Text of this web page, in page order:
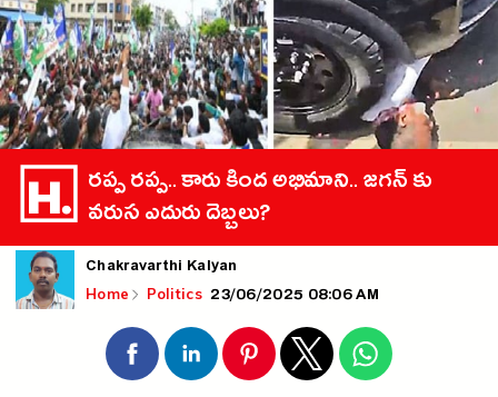
రప్ప రప్ప.. కారు కింద అభిమాని.. జగన్ కు
వరుస ఎదురు దెబ్బలు?
Chakravarthi Kalyan
Home Politics 23/06/2025 08:06 AM